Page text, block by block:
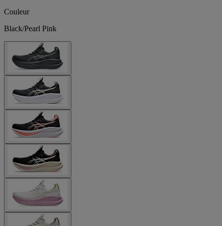
Couleur
Black/Pearl Pink